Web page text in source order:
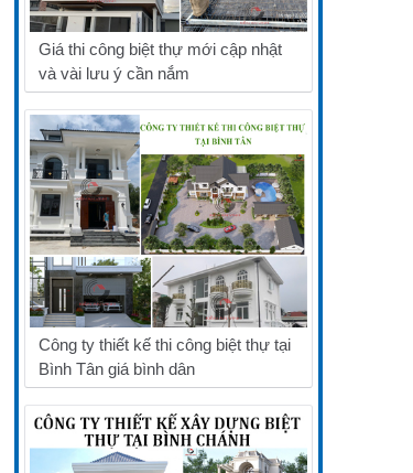
Giá thi công biệt thự mới cập nhật
và vài lưu ý cần nắm
Công ty thiết kế thi công biệt thự tại
Bình Tân giá bình dân